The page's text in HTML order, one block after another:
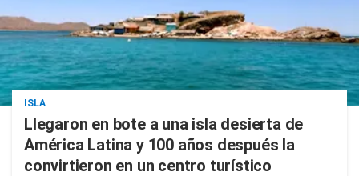
ISLA
Llegaron en bote a una isla desierta de
América Latina y 100 años después la
convirtieron en un centro turístico